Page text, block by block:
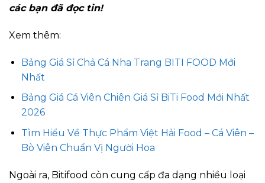
các bạn đã đọc tin!
Xem thêm:
Bảng Giá Sỉ Chả Cá Nha Trang BITI FOOD Mới
Nhất
Bảng Giá Cá Viên Chiên Giá Sỉ BiTi Food Mới Nhất
2026
Tìm Hiểu Về Thực Phẩm Việt Hải Food – Cá Viên –
Bò Viên Chuẩn Vị Người Hoa
Ngoài ra, Bitifood còn cung cấp đa dạng nhiều loại